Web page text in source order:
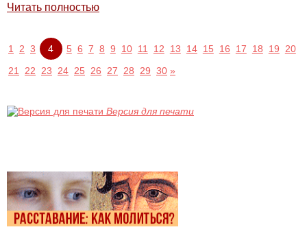
Читать полностью
1 2 3 4 5 6 7 8 9 10 11 12 13 14 15 16 17 18 19
20
21
22 23 24 25 26 27 28 29 30 »
Версия для печати